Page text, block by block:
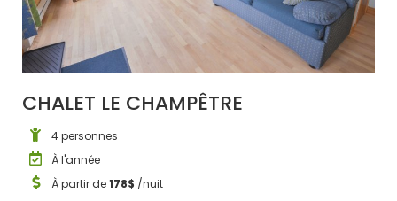
CHALET LE CHAMPÊTRE
4 personnes
À l'année
À partir de178$ /nuit